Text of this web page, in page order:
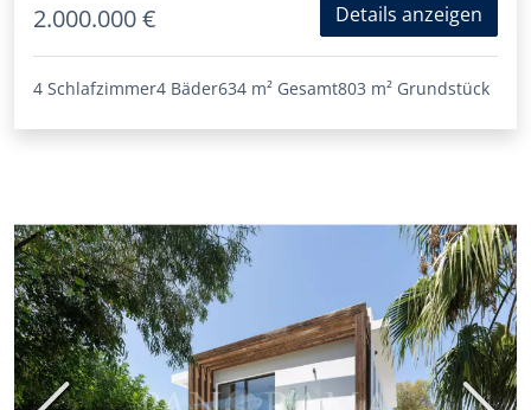
2.000.000 € Details anzeigen
4 Schlafzimmer4 Bäder634 m² Gesamt803 m² Grundstück